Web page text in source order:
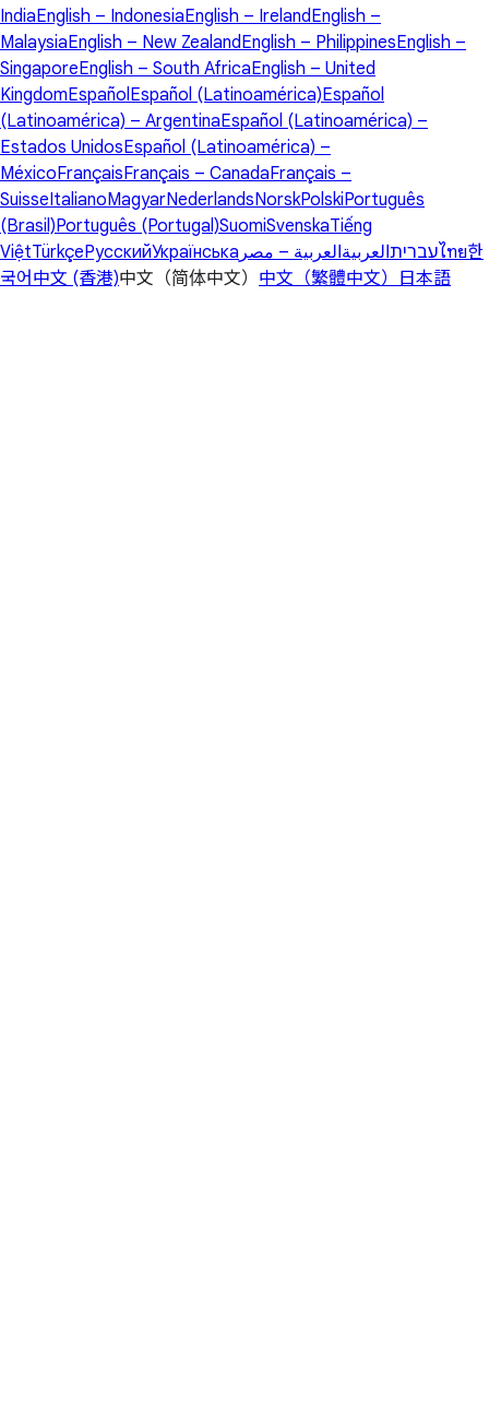
IndiaEnglish – IndonesiaEnglish – IrelandEnglish –
MalaysiaEnglish – New ZealandEnglish – PhilippinesEnglish –
SingaporeEnglish – South AfricaEnglish – United
KingdomEspañol Español (Latinoamérica)Español
(Latinoamérica) – ArgentinaEspañol (Latinoamérica) –
Estados UnidosEspañol (Latinoamérica) –
MéxicoFrançaisFrançais – CanadaFrançais –
SuisseItalianoMagyarNederlandsNorskPolskiPortuguês
(Brasil)Português (Portugal)SuomiSvenskaTiếng
ViệtTürkçeРусскийУкраїнська עבריתالعربيةالعربية – مصر ไทย한
국어 中文 (香港)中文（简体中文） 中文（繁體中文） 日本語